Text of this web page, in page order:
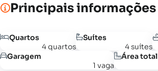
Principais informações
Quartos
4 quartos
Suítes
4 suítes
Garagem
1 vaga
Área total